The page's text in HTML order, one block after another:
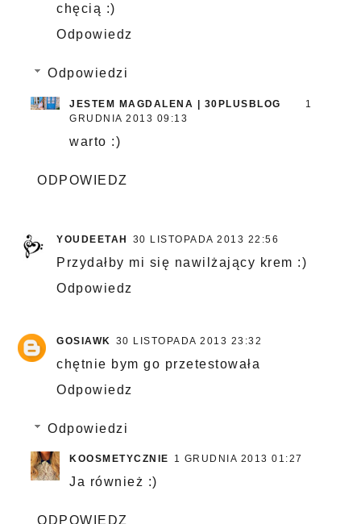
chęcią :)
Odpowiedz
Odpowiedzi
JESTEM MAGDALENA | 30PLUSBLOG
1
GRUDNIA 2013 09:13
warto :)
ODPOWIEDZ
YOUDEETAH 30 LISTOPADA 2013 22:56
Przydałby mi się nawilżający krem :)
Odpowiedz
GOSIAWK 30 LISTOPADA 2013 23:32
chętnie bym go przetestowała
Odpowiedz
Odpowiedzi
KOOSMETYCZNIE 1 GRUDNIA 2013 01:27
Ja również :)
ODPOWIEDZ